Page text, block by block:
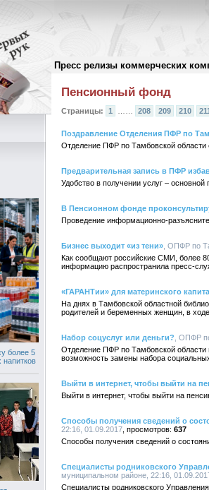
Пресс релизы коммерческих
более 5
напитков
Архив пресс-релизов//
Пенсионный фонд
Страницы: 1 208 209 210
Поздравление Отделения ПФР по
Отделение ПФР по Тамбовской области
Предварительная запись в ПФР
Удобство в получении услуг –
В Пенсионном фонде
Проведение информационно-
Бизнес выходит «из тени» , ОПФР по
Как сообщают российские СМИ, более
информацию распространила пресс-
«ГАРАНТии» для материнского
На днях в Тамбовской областной
родителей и беременных женщин, в
Набор соцуслуг или деньги? , ОПФР
Отделение ПФР по Тамбовской области
возможность замены набора
Выйти в интернет, чтобы выйти на
Выйти в интернет, чтобы выйти на
Способы получения сведений о
22:16, 01.09.2017
637
Способы получения сведений о
Специалисты родниковского
муниципальном районе, 22:16,
Специалисты родниковского